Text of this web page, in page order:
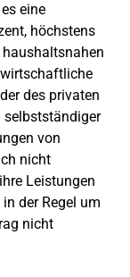
eine
höchstens
des privaten
selbstständiger
von
nicht
Leistungen
der Regel um
nicht